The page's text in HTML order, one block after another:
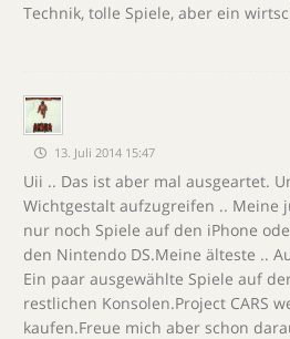
Technik, tolle Spiele, aber ein
13. Juli 2014 15:47
Uii .. Das ist aber mal ausgeartet.
Wichtgestalt aufzugreifen .. Meine
nur noch Spiele auf den iPhone
den Nintendo DS.Meine älteste ..
Ein paar ausgewählte Spiele auf
restlichen Konsolen.Project CARS
kaufen.Freue mich aber schon